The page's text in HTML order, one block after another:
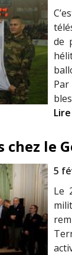
de
chez le
5
Le